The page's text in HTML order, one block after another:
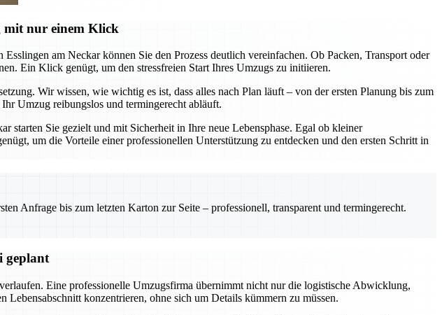
mit nur einem Klick
am Neckar können Sie den Prozess deutlich vereinfachen. Ob Packen, Transport oder
Ein Klick genügt, um den stressfreien Start Ihres Umzugs zu initiieren.
Wir wissen, wie wichtig es ist, dass alles nach Plan läuft – von der ersten Planung bis zum
Umzug reibungslos und termingerecht abläuft.
starten Sie gezielt und mit Sicherheit in Ihre neue Lebensphase. Egal ob kleiner
um die Vorteile einer professionellen Unterstützung zu entdecken und den ersten Schritt in
Anfrage bis zum letzten Karton zur Seite – professionell, transparent und termingerecht.
geplant
Eine professionelle Umzugsfirma übernimmt nicht nur die logistische Abwicklung,
Lebensabschnitt konzentrieren, ohne sich um Details kümmern zu müssen.